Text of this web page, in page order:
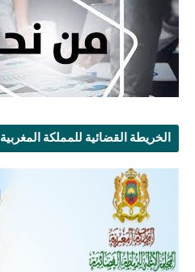
الخريطة القضائية للمملكة المغربية